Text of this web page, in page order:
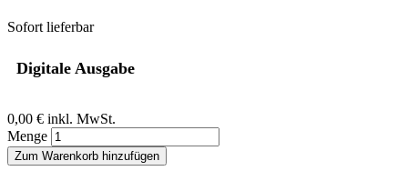
Sofort lieferbar
Digitale Ausgabe
0,00 € inkl. MwSt.
Menge
Zum Warenkorb hinzufügen